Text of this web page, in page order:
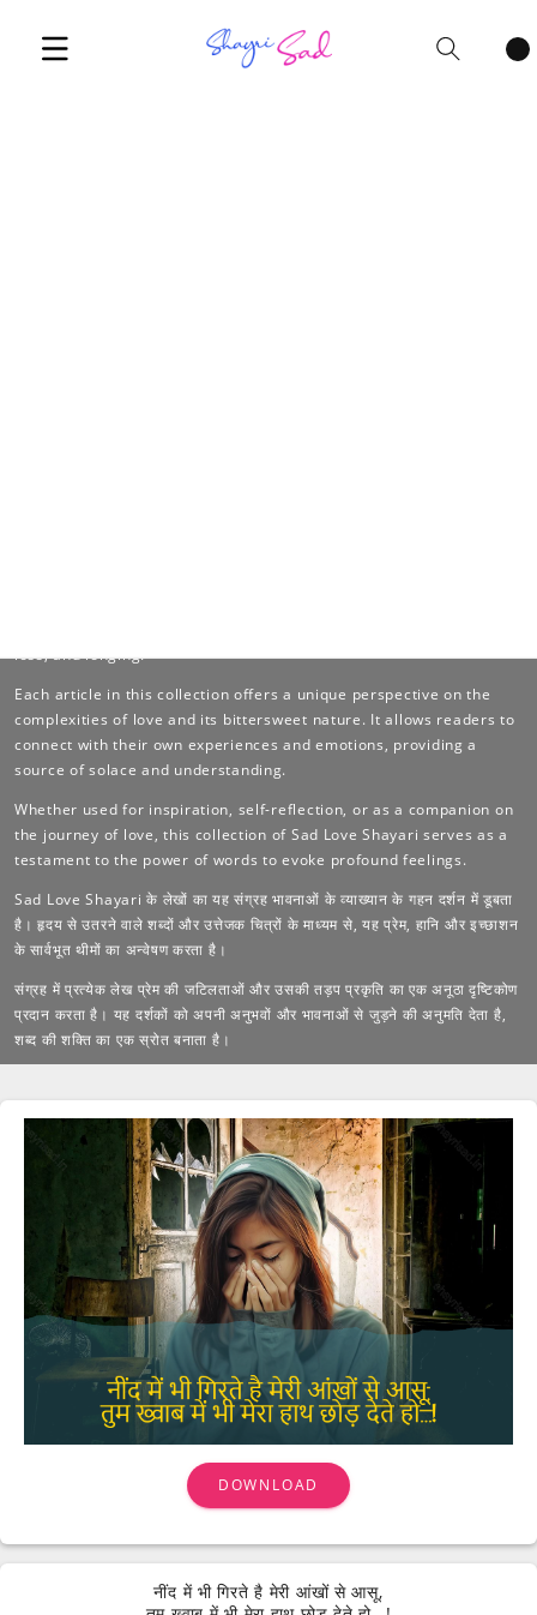
Cartitems
loss, and longing.
Each article in this collection offers a unique perspective on the
complexities of love and its bittersweet nature. It allows readers to
connect with their own experiences and emotions, providing a
source of solace and understanding.
Whether used for inspiration, self-reflection, or as a companion on
the journey of love, this collection of Sad Love Shayari serves as a
testament to the power of words to evoke profound feelings.
Sad Love Shayari के लेखों का यह संग्रह भावनाओं के व्याख्यान के गहन दर्शन में डूबता
है। हृदय से उतरने वाले शब्दों और उत्तेजक चित्रों के माध्यम से, यह प्रेम, हानि और इच्छाशन
के सार्वभूत थीमों का अन्वेषण करता है।
संग्रह में प्रत्येक लेख प्रेम की जटिलताओं और उसकी तड़प प्रकृति का एक अनूठा दृष्टिकोण
प्रदान करता है। यह दर्शकों को अपनी अनुभवों और भावनाओं से जुड़ने की अनुमति देता है,
शब्द की शक्ति का एक स्रोत बनाता है।
लिए या प्रेम के यात्रा में एक साथी के तौर पर, यह शब्दों की शक्ति को गहन भावनाओं को
उत्पन्न करने का प्रमाण है।
DOWNLOAD
नींद में भी गिरते है मेरी आंखों से आसू,